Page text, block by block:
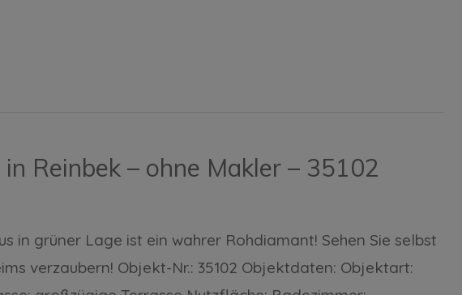
Reinbek – ohne Makler – 35102
in grüner Lage ist ein wahrer Rohdiamant! Sehen Sie selbst
verzaubern! Objekt-Nr.: 35102 Objektdaten: Objektart: